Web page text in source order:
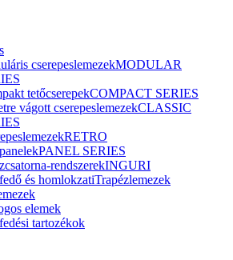
cserepeslemezekMODULAR
tetőcserepekCOMPACT SERIES
vágott cserepeslemezekCLASSIC
RETRO
PANEL SERIES
rendszerekINGURI
és homlokzatiTrapézlemezek
elemek
tartozékok